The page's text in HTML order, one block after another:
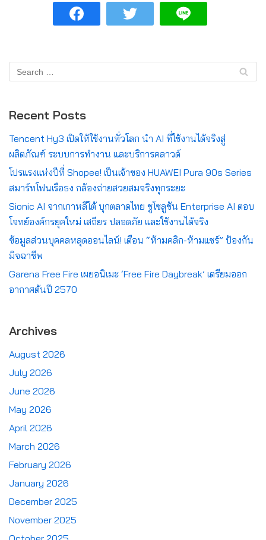
Recent Posts
Tencent Hy3 เปิดให้ใช้งานทั่วโลก นำ AI ที่ใช้งานได้จริงสู่
ผลิตภัณฑ์ ระบบการทำงาน และบริการคลาวด์
โปรแรงแห่งปีที่ Shopee! เป็นเจ้าของ HUAWEI Pura 90s Series
สมาร์ทโฟนเรือธง กล้องถ่ายสวยสมจริงทุกระยะ
Sionic AI จากเกาหลีใต้ บุกตลาดไทย ชูโซลูชัน Enterprise AI ตอบ
โจทย์องค์กรยุคใหม่ เสถียร ปลอดภัย และใช้งานได้จริง
ข้อมูลส่วนบุคคลหลุดออนไลน์! เตือน “ห้ามคลิก-ห้ามแชร์” ป้องกัน
มิจฉาชีพ
Garena Free Fire เผยอนิเมะ ‘Free Fire Daybreak’ เตรียมออก
อากาศต้นปี 2570
Archives
August 2026
July 2026
June 2026
May 2026
April 2026
March 2026
February 2026
January 2026
December 2025
November 2025